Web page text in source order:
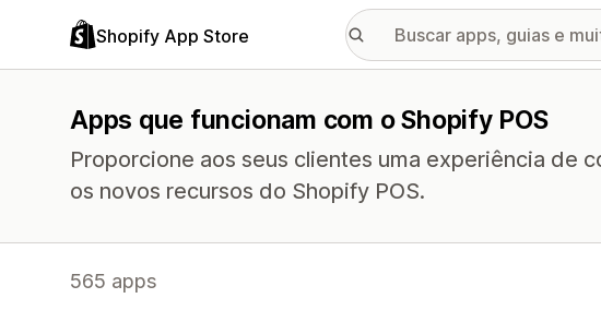
Shopify App Store
Apps que funcionam com o Shopify POS
Proporcione aos seus clientes uma experiência de
os novos recursos do Shopify POS.
565 apps